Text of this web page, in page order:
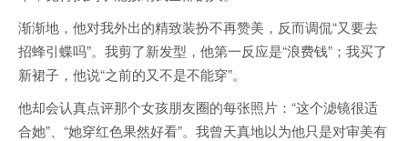
渐渐地，他对我外出的精致装扮不再赞美，反而调侃“又要去
招蜂引蝶吗”。我剪了新发型，他第一反应是“浪费钱”；我买了
新裙子，他说“之前的又不是不能穿”。
他却会认真点评那个女孩朋友圈的每张照片：“这个滤镜很适
合她”、“她穿红色果然好看”。我曾天真地以为他只是对审美有